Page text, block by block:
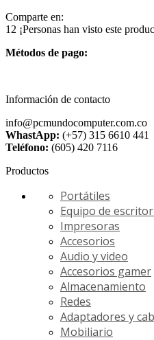
Comparte en:
12 ¡Personas han visto este
Métodos de pago:
Información de contacto
info@pcmundocomputer.com.co
WhastApp: (+57) 315 6610 441
Teléfono: (605) 420 7116
Productos
Portátiles
Equipo de
Impresoras
Accesorios
Audio y video
Accesorios gamer
Almacenamiento
Redes
Adaptadores y
Mobiliario